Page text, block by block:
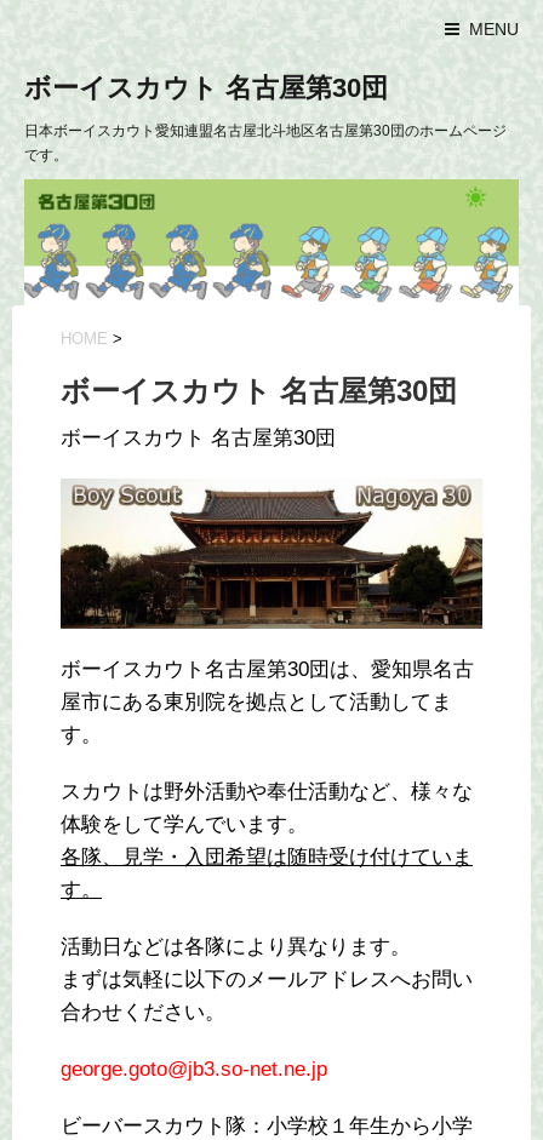
MENU
ボーイスカウト 名古屋第30団
日本ボーイスカウト愛知連盟名古屋北斗地区名古屋第30団のホームページ
です。
HOME >
ボーイスカウト 名古屋第30団
ボーイスカウト 名古屋第30団
ボーイスカウト名古屋第30団は、愛知県名古
屋市にある東別院を拠点として活動してま
す。
スカウトは野外活動や奉仕活動など、様々な
体験をして学んでいます。
各隊、見学・入団希望は随時受け付けていま
す。
活動日などは各隊により異なります。
まずは気軽に以下のメールアドレスへお問い
合わせください。
george.goto@jb3.so-net.ne.jp
ビーバースカウト隊：小学校１年生から小学